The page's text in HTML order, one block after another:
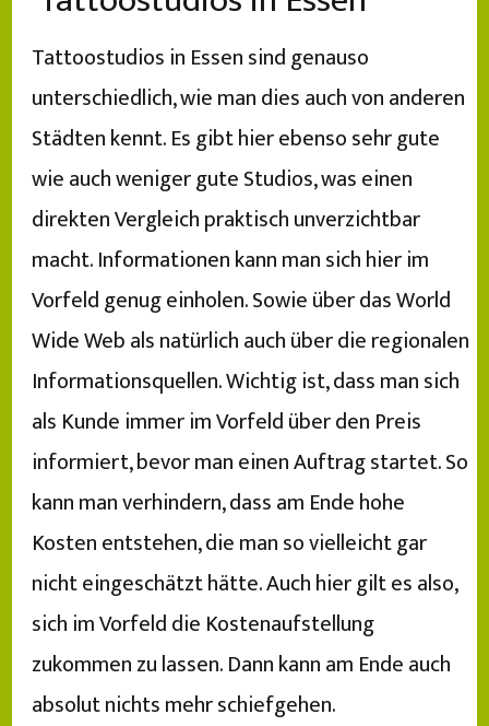
Tattoostudios in Essen sind genauso
unterschiedlich, wie man dies auch von anderen
Städten kennt. Es gibt hier ebenso sehr gute
wie auch weniger gute Studios, was einen
direkten Vergleich praktisch unverzichtbar
macht. Informationen kann man sich hier im
Vorfeld genug einholen. Sowie über das World
Wide Web als natürlich auch über die regionalen
Informationsquellen. Wichtig ist, dass man sich
als Kunde immer im Vorfeld über den Preis
informiert, bevor man einen Auftrag startet. So
kann man verhindern, dass am Ende hohe
Kosten entstehen, die man so vielleicht gar
nicht eingeschätzt hätte. Auch hier gilt es also,
sich im Vorfeld die Kostenaufstellung
zukommen zu lassen. Dann kann am Ende auch
absolut nichts mehr schiefgehen.